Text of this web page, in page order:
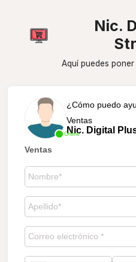
Nic.
Aquí puedes
Online
¿Cómo puedo
Ventas
Nic. Digital
Ventas